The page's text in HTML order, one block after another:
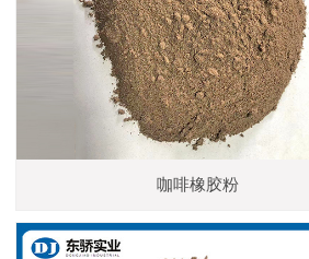
咖啡橡胶粉